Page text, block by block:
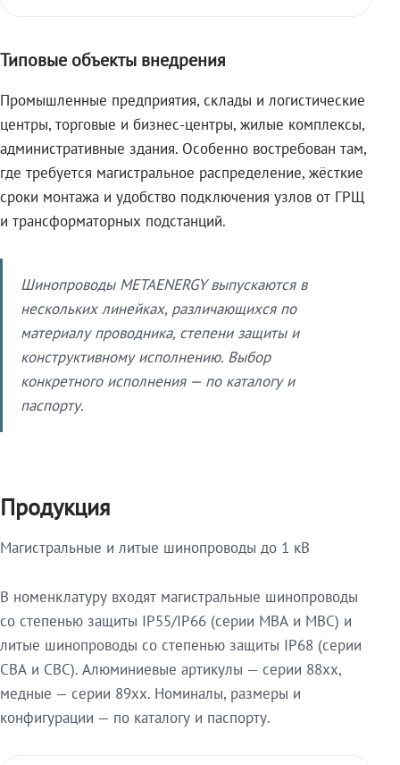
Типовые объекты внедрения
Промышленные предприятия, склады и логистические
центры, торговые и бизнес-центры, жилые комплексы,
административные здания. Особенно востребован там,
где требуется магистральное распределение, жёсткие
сроки монтажа и удобство подключения узлов от ГРЩ
и трансформаторных подстанций.
Шинопроводы METAENERGY выпускаются в
нескольких линейках, различающихся по
материалу проводника, степени защиты и
конструктивному исполнению. Выбор
конкретного исполнения — по каталогу и
паспорту.
Продукция
Магистральные и литые шинопроводы до 1 кВ
В номенклатуру входят магистральные шинопроводы
со степенью защиты IP55/IP66 (серии МВА и МВС) и
литые шинопроводы со степенью защиты IP68 (серии
СВА и СВС). Алюминиевые артикулы — серии 88xx,
медные — серии 89xx. Номиналы, размеры и
конфигурации — по каталогу и паспорту.